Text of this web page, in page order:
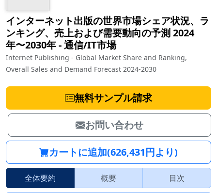
インターネット出版の世界市場シェア状況、ラ
ンキング、売上および需要動向の予測 2024
年〜2030年‐通信/IT市場
Internet Publishing - Global Market Share and Ranking,
Overall Sales and Demand Forecast 2024-2030
無料サンプル請求
お問い合わせ
カートに追加(626,431円より)
全体要約 概要 目次